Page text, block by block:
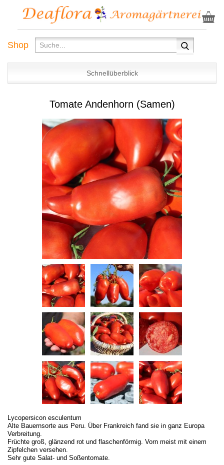
Shop
Schnellüberblick
Tomate Andenhorn (Samen)
Lycopersicon esculentum
Alte Bauernsorte aus Peru. Über Frankreich fand sie in ganz Europa
Verbreitung.
Früchte groß, glänzend rot und flaschenförmig. Vorn meist mit einem
Zipfelchen versehen.
Sehr gute Salat- und Soßentomate.